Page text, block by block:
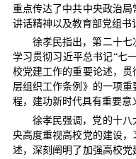
重点传达了中共中央政治
讲话精神以及教育部党组书
徐孝民指出，第二十
学习贯彻习近平总书记“七
校党建工作的重要论述，
层组织工作条例》的一项
程，建功新时代具有重要意
徐孝民强调，党的十
央高度重视高校党的建设
述，深刻阐明了加强高校